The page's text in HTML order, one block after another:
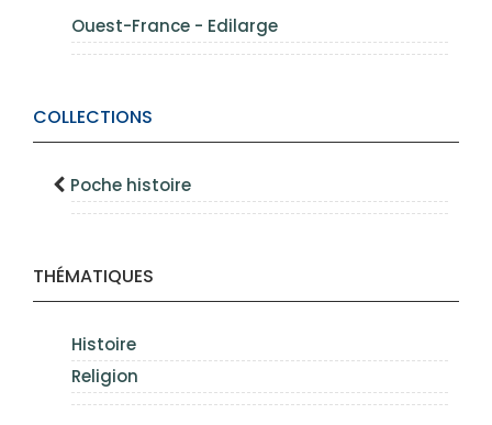
Ouest-France - Edilarge
COLLECTIONS
Poche histoire
THÉMATIQUES
Histoire
Religion